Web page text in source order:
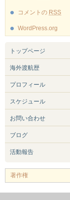
コメントの RSS
WordPress.org
トップページ
海外渡航歴
プロフィール
スケジュール
お問い合わせ
ブログ
活動報告
著作権